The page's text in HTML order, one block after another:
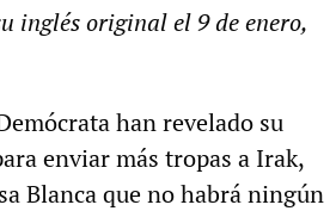
inglés original el 9 de enero,
han revelado su
enviar más tropas a Irak,
Blanca que no habrá ningún